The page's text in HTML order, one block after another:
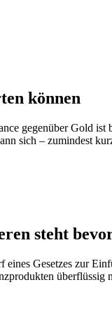
können
gegenüber Gold
sich – zumindest
steht
Gesetzes zur
überflüssig